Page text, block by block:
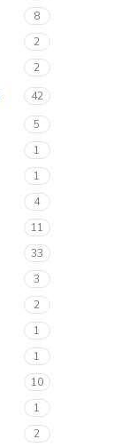
8
2
2
42
5
1
1
4
11
33
3
2
1
1
10
1
2